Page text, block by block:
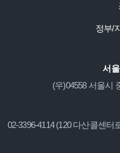
정부/
서
(우)04558 서울시
02-3396-4114 (120 다산콜센터